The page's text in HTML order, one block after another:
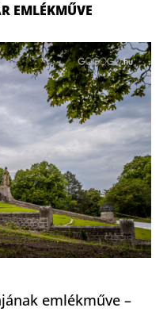
EMLÉKMŰVE
emlékműve –